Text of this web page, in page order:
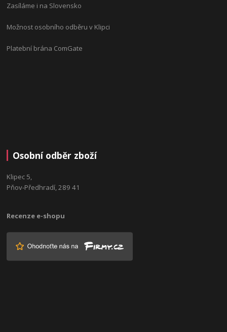
Zasíláme i na Slovensko
Možnost osobního odběru v Klipci
Platební brána ComGate
Osobní odběr zboží
Klipec 5,
Pňov-Předhradí, 289 41
Recenze e-shopu